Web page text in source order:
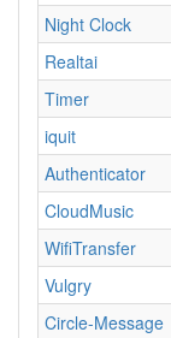
Night Clock
Realtai
Timer
iquit
Authenticator
CloudMusic
WifiTransfer
Vulgry
Circle-Message